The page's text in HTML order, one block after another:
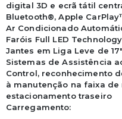
digital 3D e ecrã tátil
Bluetooth®, Apple
Ar Condicionado
Faróis Full LED Technology
Jantes em Liga Leve de 17"
Sistemas de Assistência
Control, reconhecimento
à manutenção na faixa
estacionamento traseiro
Carregamento: